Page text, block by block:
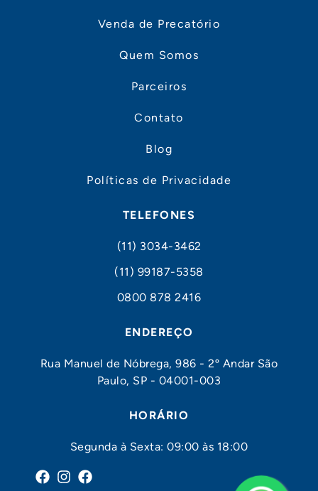
Venda de Precatório
Quem Somos
Parceiros
Contato
Blog
Políticas de Privacidade
TELEFONES
(11) 3034-3462
(11) 99187-5358
0800 878 2416
ENDEREÇO
Rua Manuel de Nóbrega, 986 - 2º Andar São
Paulo, SP - 04001-003
HORÁRIO
Segunda à Sexta: 09:00 às 18:00